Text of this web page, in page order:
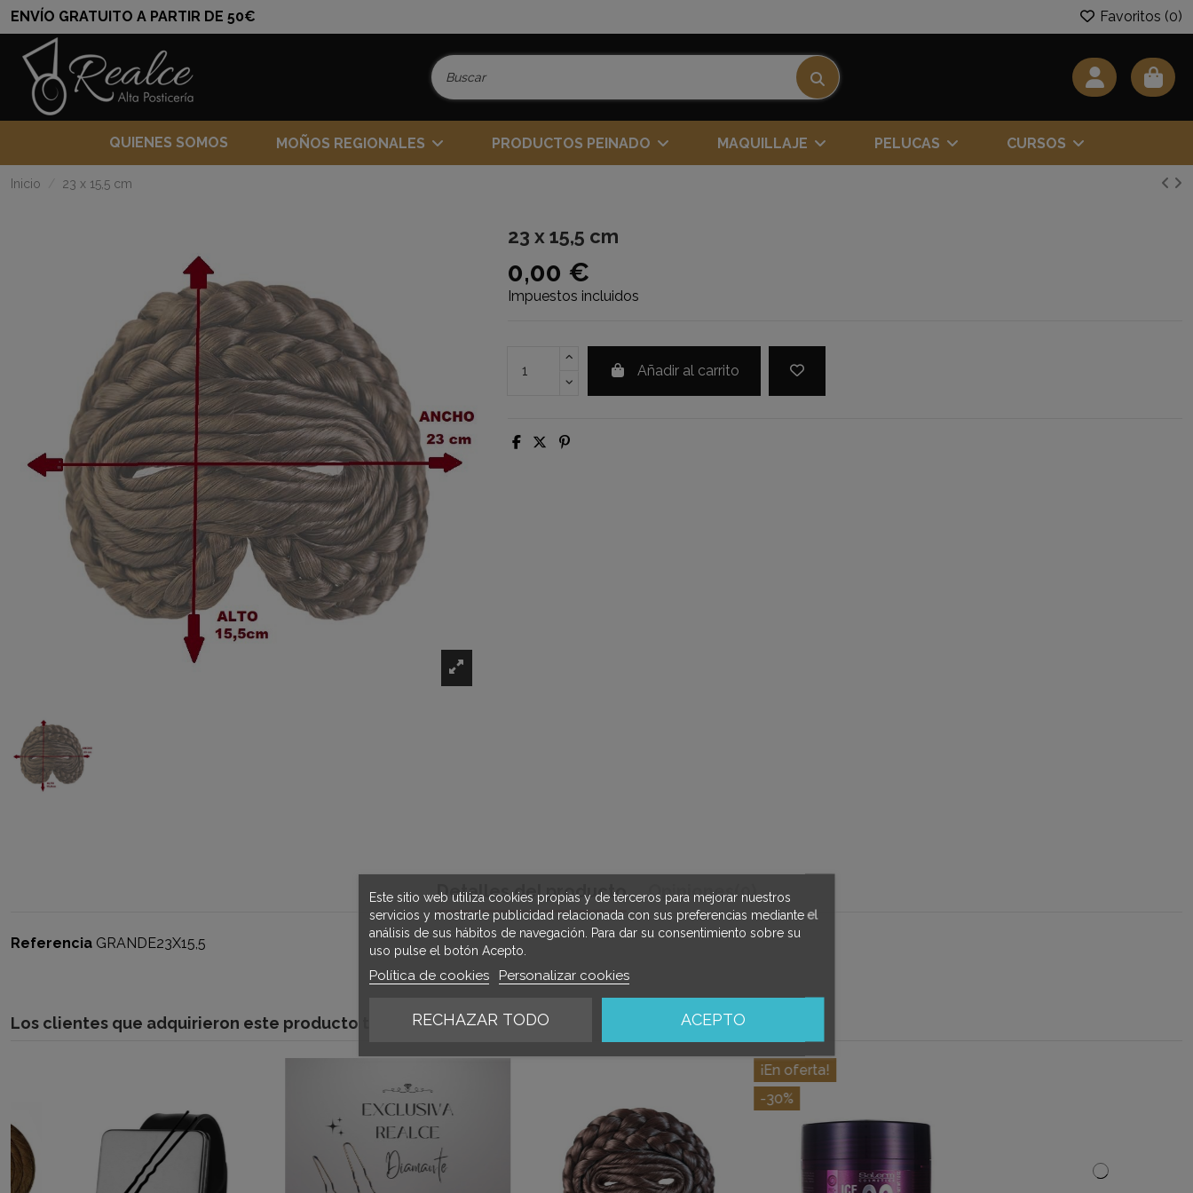
ENVÍO GRATUITO A PARTIR DE 50€ Favoritos (0)
QUIENES SOMOS MOÑOS REGIONALES PRODUCTOS PEINADO MAQUILLAJE PELUCAS CURSOS
Inicio 23 x 15,5 cm
23 x 15,5 cm
0,00 €
Impuestos incluidos
Añadir al carrito
Detalles del producto Opiniones(0)
Referencia GRANDE23X15,5
Los clientes que adquirieron este producto también compraron:
¡En oferta!
Este sitio web utiliza cookies propias y de terceros para mejorar nuestros
servicios y mostrarle publicidad relacionada con sus preferencias mediante el
análisis de sus hábitos de navegación. Para dar su consentimiento sobre su
uso pulse el botón Acepto.
Política de cookies Personalizar cookies
RECHAZAR TODO ACEPTO